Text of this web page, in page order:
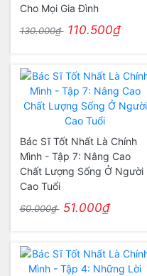
Cho Mọi Gia Đình
130.000₫ 110.500₫
Bác Sĩ Tốt Nhất Là Chính
Mình - Tập 7: Nâng Cao
Chất Lượng Sống Ở Người
Cao Tuổi
60.000₫ 51.000₫